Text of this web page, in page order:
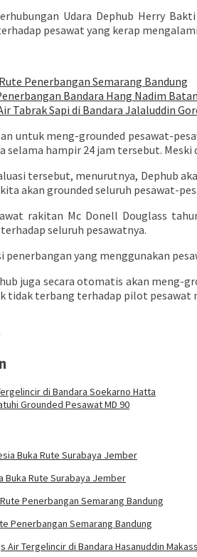
Udara Dephub Herry
pesawat yang kerap
Penerbangan Semarang Bandung
Bandara Hang Nadim
Tabrak Sapi di Bandara Jalaluddin
untuk meng-grounded pesawat-
selama hampir 24 jam tersebut.
tersebut, menurutnya, Dephub
akan grounded seluruh pesawat-
rakitan Mc Donell Douglass
seluruh pesawatnya.
penerbangan yang menggunakan
juga secara otomatis akan meng-
tidak terbang terhadap pilot pesawat
di Bandara Soekarno Hatta
Grounded Pesawat MD 90
Buka Rute Surabaya Jember
Penerbangan Semarang Bandung